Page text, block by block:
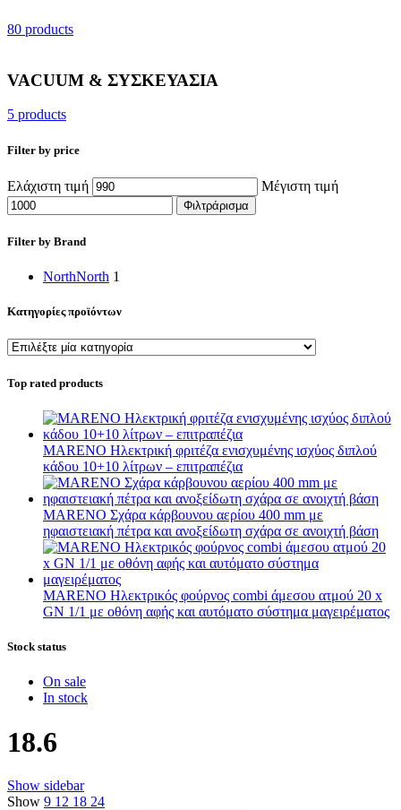
80 products
VACUUM & ΣΥΣΚΕΥΑΣΙΑ
5 products
Filter by price
Ελάχιστη τιμή Μέγιστη τιμή
Φιλτράρισμα
Filter by Brand
NorthNorth 1
Κατηγορίες προϊόντων
Top rated products
MARENO Ηλεκτρική φριτέζα ενισχυμένης ισχύος διπλού
κάδου 10+10 λίτρων – επιτραπέζια
MARENO Σχάρα κάρβουνου αερίου 400 mm με
ηφαιστειακή πέτρα και ανοξείδωτη σχάρα σε ανοιχτή βάση
MARENO Ηλεκτρικός φούρνος combi άμεσου ατμού 20 x
GN 1/1 με οθόνη αφής και αυτόματο σύστημα μαγειρέματος
Stock status
On sale
In stock
18.6
Show sidebar
Show 9 12 18 24